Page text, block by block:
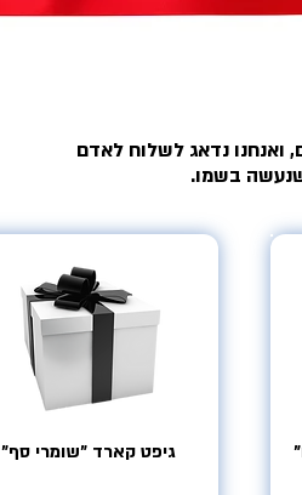
ואנחנו נדאג לשלוח לאדם
בשמו.
גיפט קארד "שומרי סף"